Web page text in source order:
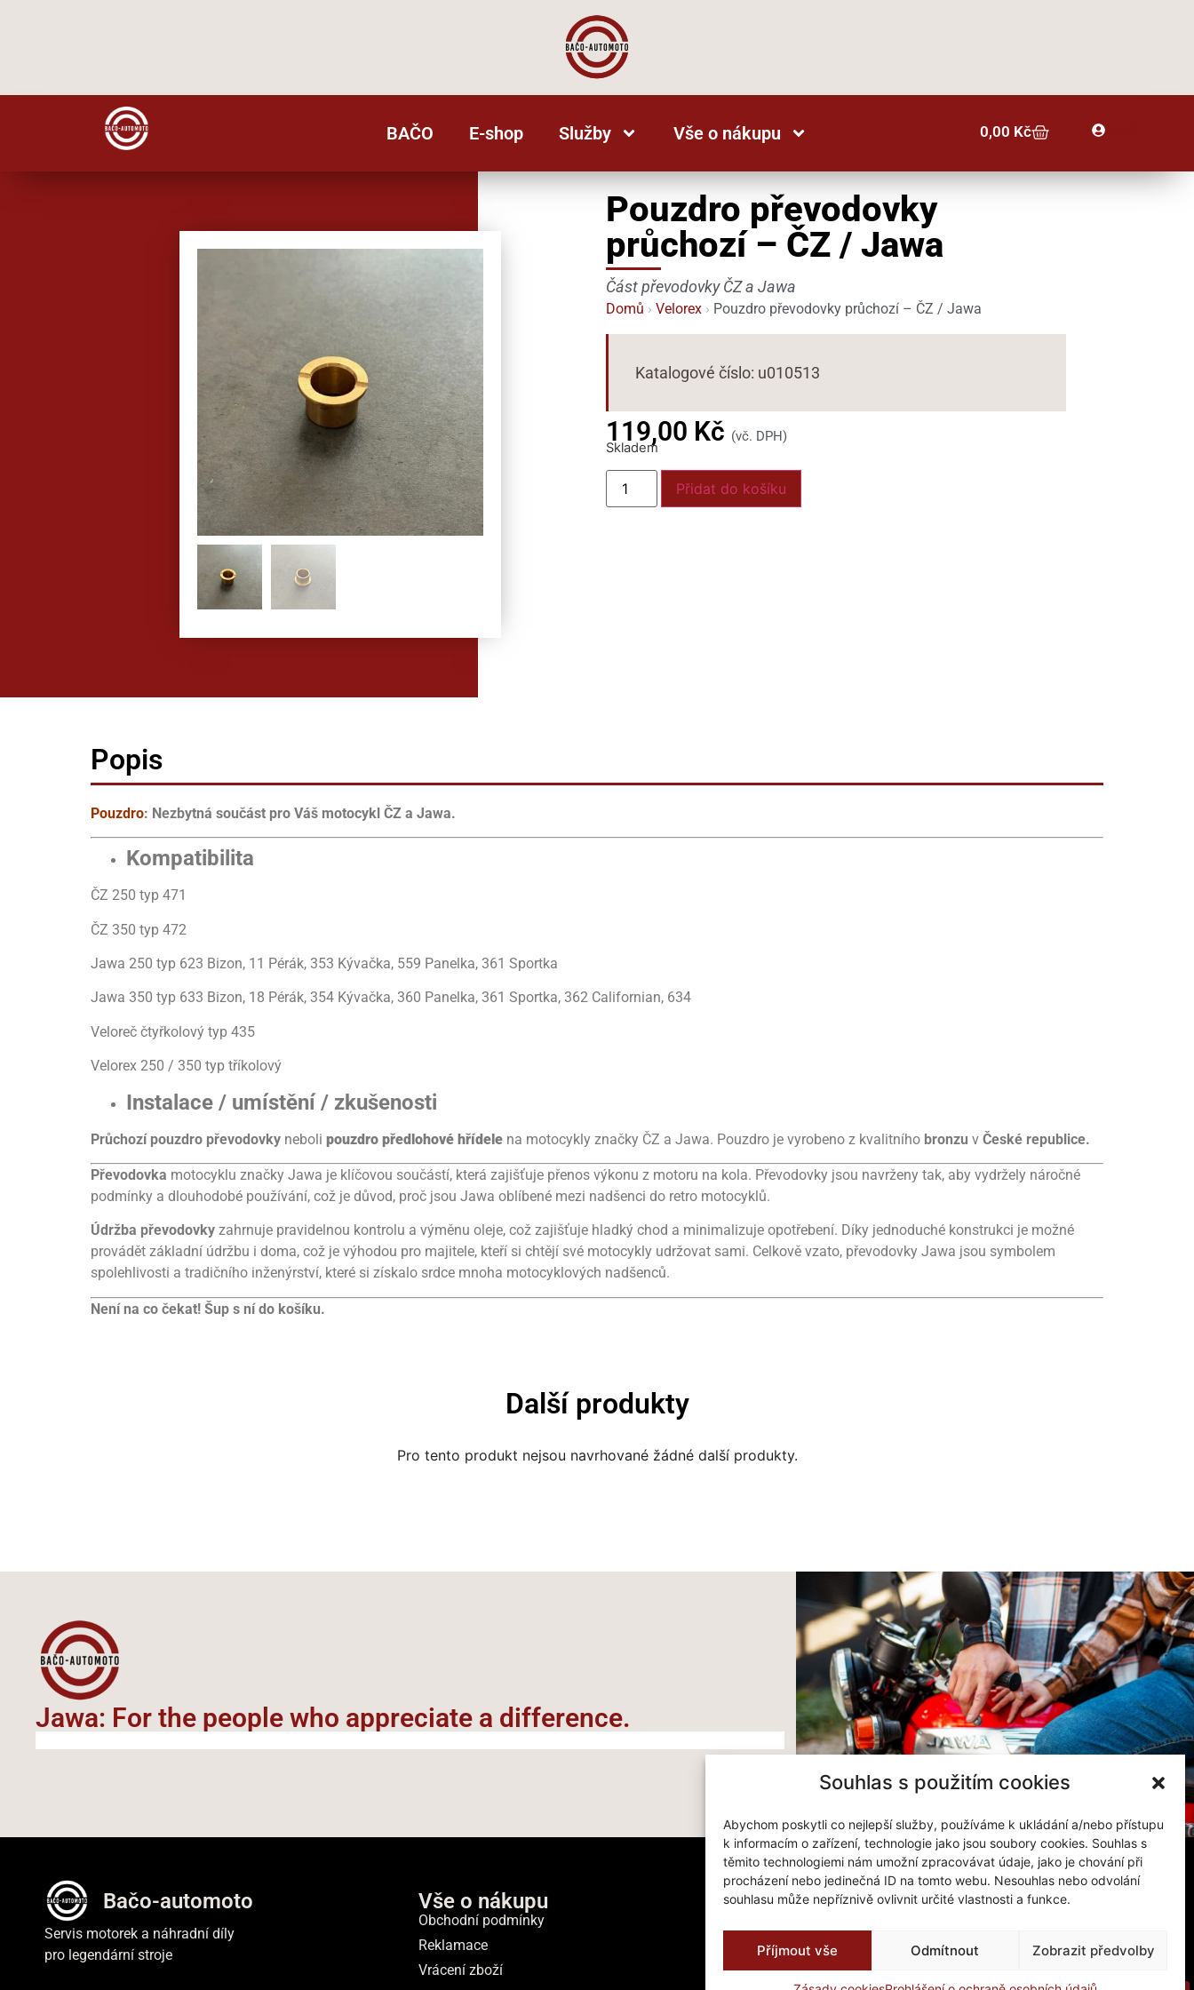
Souhlas s použitím cookies
Abychom poskytli co nejlepší služby, používáme k ukládání a/nebo přístupu
k informacím o zařízení, technologie jako jsou soubory cookies. Souhlas s
těmito technologiemi nám umožní zpracovávat údaje, jako je chování při
procházení nebo jedinečná ID na tomto webu. Nesouhlas nebo odvolání
souhlasu může nepříznivě ovlivnit určité vlastnosti a funkce.
Příjmout vše Odmítnout Zobrazit předvolby
BAČO E-shop Služby Vše o nákupu 0,00 Kč
Pouzdro převodovky
průchozí – ČZ / Jawa
Část převodovky ČZ a Jawa
Domů › Velorex › Pouzdro převodovky průchozí – ČZ / Jawa
Katalogové číslo: u010513
119,00 Kč (vč. DPH)
Skladem
Přidat do košíku
Popis
Pouzdro: Nezbytná součást pro Váš motocykl ČZ a Jawa.
Kompatibilita
ČZ 250 typ 471
ČZ 350 typ 472
Jawa 250 typ 623 Bizon, 11 Pérák, 353 Kývačka, 559 Panelka, 361 Sportka
Jawa 350 typ 633 Bizon, 18 Pérák, 354 Kývačka, 360 Panelka, 361 Sportka, 362 Californian, 634
Veloreč čtyřkolový typ 435
Velorex 250 / 350 typ tříkolový
Instalace / umístění / zkušenosti
Průchozí pouzdro převodovky neboli pouzdro předlohové hřídele na motocykly značky ČZ a Jawa. Pouzdro je vyrobeno z kvalitního bronzu v České republice.
Převodovka motocyklu značky Jawa je klíčovou součástí, která zajišťuje přenos výkonu z motoru na kola. Převodovky jsou navrženy tak, aby vydržely náročné
podmínky a dlouhodobé používání, což je důvod, proč jsou Jawa oblíbené mezi nadšenci do retro motocyklů.
Údržba převodovky zahrnuje pravidelnou kontrolu a výměnu oleje, což zajišťuje hladký chod a minimalizuje opotřebení. Díky jednoduché konstrukci je možné
provádět základní údržbu i doma, což je výhodou pro majitele, kteří si chtějí své motocykly udržovat sami. Celkově vzato, převodovky Jawa jsou symbolem
spolehlivosti a tradičního inženýrství, které si získalo srdce mnoha motocyklových nadšenců.
Není na co čekat! Šup s ní do košíku.
Další produkty
Pro tento produkt nejsou navrhované žádné další produkty.
Jawa: For the people who appreciate a difference.​
Bačo-automoto
Servis motorek a náhradní díly
pro legendární stroje
Vše o nákupu
Obchodní podmínky
Reklamace
Vrácení zboží
Kontakt
+420 603 421 610